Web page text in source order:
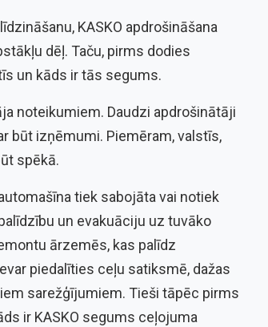
KASKO apdrošināšana
dēļ. Taču, pirms dodies
un kāds ir tās segums.
noteikumiem. Daudzi apdrošinātāji
būt izņēmumi. Piemēram, valstīs,
spēkā.
tiek sabojāta vai notiek
un evakuāciju uz tuvāko
ārzemēs, kas palīdz
piedalīties ceļu satiksmē, dažas
sarežģījumiem. Tieši tāpēc pirms
ir KASKO segums ceļojuma